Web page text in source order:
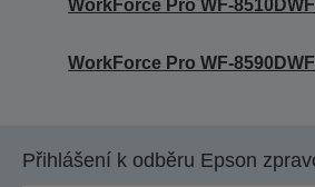
WorkForce Pro WF-8510DWF
WorkForce Pro WF-8590DWF
Přihlášení k odběru Epson